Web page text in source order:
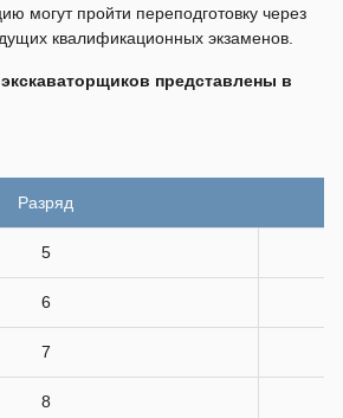
могут пройти переподготовку через
квалификационных экзаменов.
представлены в
Разряд
5
6
7
8